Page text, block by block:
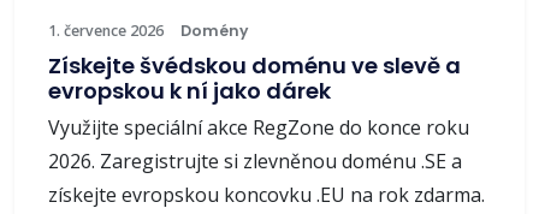
1. července 2026 Domény
Získejte švédskou doménu ve slevě a
evropskou k ní jako dárek
Využijte speciální akce RegZone do konce roku
2026. Zaregistrujte si zlevněnou doménu .SE a
získejte evropskou koncovku .EU na rok zdarma.